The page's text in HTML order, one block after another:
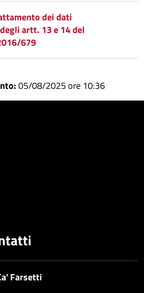
Facebook
Condividi
su
Twitter
Condividi
su
Google
Plus
Condividi
su
Whatsapp
dei dati
artt. 13 e 14 del
679
05/08/2025 ore 10:36
Farsetti